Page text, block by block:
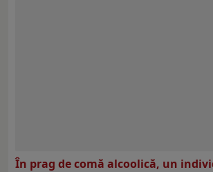
În prag de comă alcoolică, un